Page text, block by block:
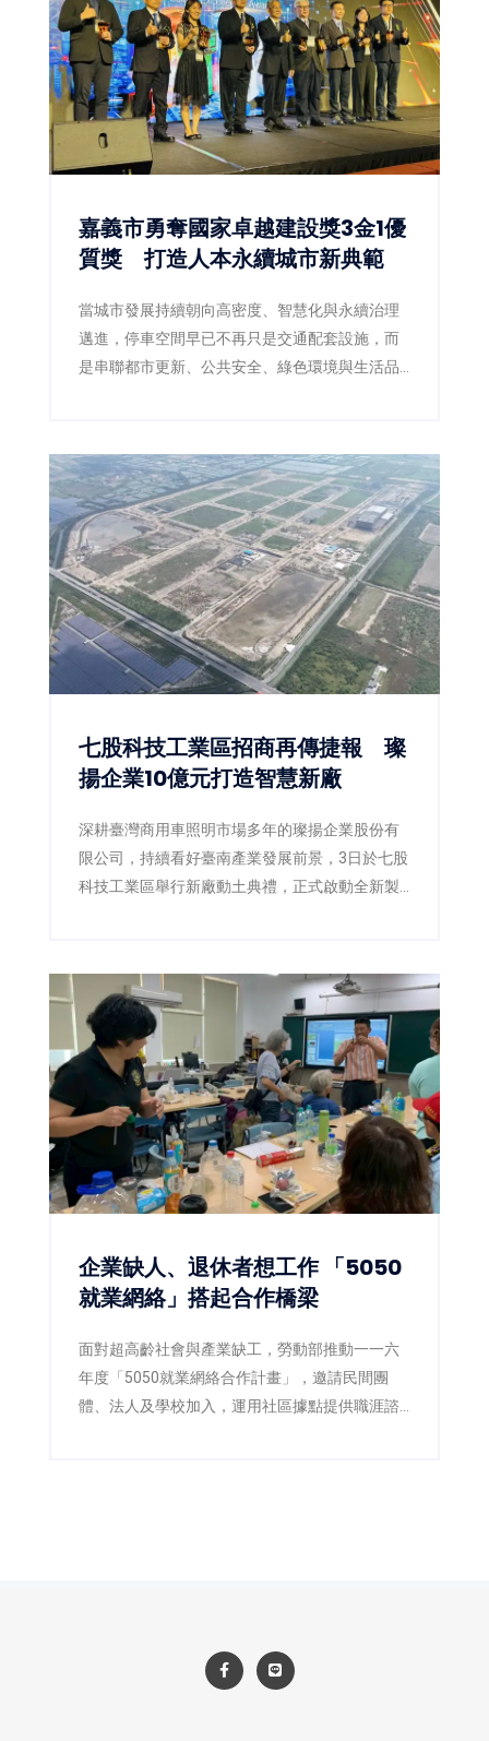
嘉義市勇奪國家卓越建設獎3金1優
質獎 打造人本永續城市新典範
當城市發展持續朝向高密度、智慧化與永續治理
邁進，停車空間早已不再只是交通配套設施，而
是串聯都市更新、公共安全、綠色環境與生活品
思維，成功打造兼具停車、景觀、防災與人本設
計的公共工程，今年更於「2026國家卓越建設
獎」一舉榮獲3項金質獎、1項優質獎，再次展現
嘉義市推動高品質公共建設的卓越成果，也獲得
專業評審一致肯定。
七股科技工業區招商再傳捷報 璨
揚企業10億元打造智慧新廠
深耕臺灣商用車照明市場多年的璨揚企業股份有
限公司，持續看好臺南產業發展前景，3日於七股
科技工業區舉行新廠動土典禮，正式啟動全新製
造50個在地就業機會，不僅展現企業擴大全球布
局的決心，也為臺南沿海產業發展再添新動能。
企業缺人、退休者想工作 「5050
就業網絡」搭起合作橋梁
面對超高齡社會與產業缺工，勞動部推動一一六
年度「5050就業網絡合作計畫」，邀請民間團
體、法人及學校加入，運用社區據點提供職涯諮